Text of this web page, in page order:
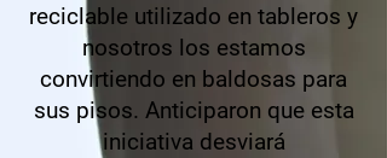
reciclable utilizado en tableros y
nosotros los estamos
convirtiendo en baldosas para
sus pisos. Anticiparon que esta
iniciativa desviará